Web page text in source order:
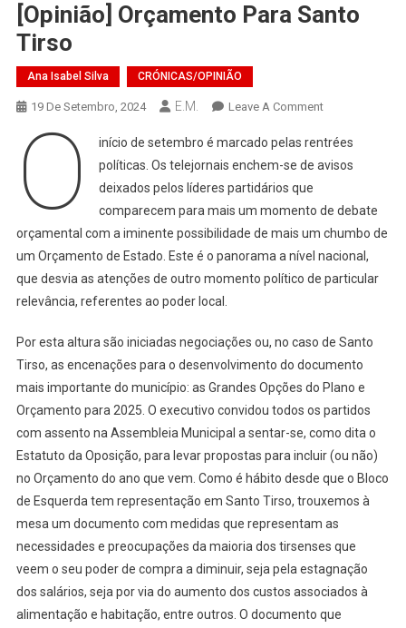
[Opinião] Orçamento Para Santo
Tirso
Ana Isabel Silva CRÓNICAS/OPINIÃO
19 De Setembro, 2024 E.M. Leave A CommentOn
Orçamento
Para
Tirso
O
início de setembro é marcado pelas rentrées
políticas. Os telejornais enchem-se de avisos
deixados pelos líderes partidários que
comparecem para mais um momento de debate
orçamental com a iminente possibilidade de mais um chumbo de
um Orçamento de Estado. Este é o panorama a nível nacional,
que desvia as atenções de outro momento político de particular
relevância, referentes ao poder local.
Por esta altura são iniciadas negociações ou, no caso de Santo
Tirso, as encenações para o desenvolvimento do documento
mais importante do município: as Grandes Opções do Plano e
Orçamento para 2025. O executivo convidou todos os partidos
com assento na Assembleia Municipal a sentar-se, como dita o
Estatuto da Oposição, para levar propostas para incluir (ou não)
no Orçamento do ano que vem. Como é hábito desde que o Bloco
de Esquerda tem representação em Santo Tirso, trouxemos à
mesa um documento com medidas que representam as
necessidades e preocupações da maioria dos tirsenses que
veem o seu poder de compra a diminuir, seja pela estagnação
dos salários, seja por via do aumento dos custos associados à
alimentação e habitação, entre outros. O documento que